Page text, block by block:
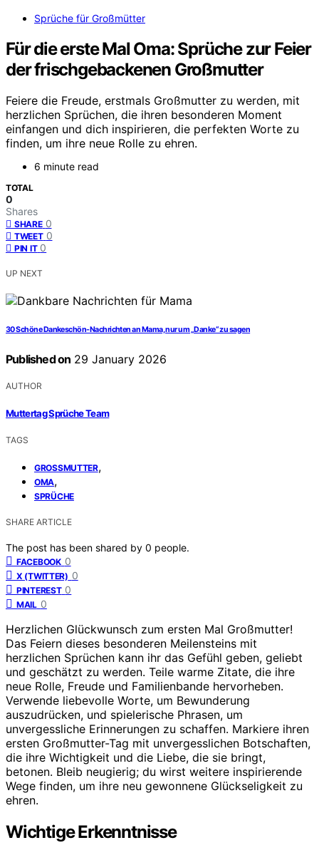
Sprüche für Großmütter
Für die erste Mal Oma: Sprüche zur Feier
der frischgebackenen Großmutter
Feiere die Freude, erstmals Großmutter zu werden, mit
herzlichen Sprüchen, die ihren besonderen Moment
einfangen und dich inspirieren, die perfekten Worte zu
finden, um ihre neue Rolle zu ehren.
6 minute read
TOTAL
0
Shares
SHARE 0
TWEET 0
PIN IT 0
UP NEXT
30 Schöne Dankeschön-Nachrichten an Mama, nur um „Danke“ zu sagen
Published on 29 January 2026
AUTHOR
Muttertag Sprüche Team
TAGS
GROSSMUTTER ,
OMA,
SPRÜCHE
SHARE ARTICLE
The post has been shared by 0 people.
FACEBOOK 0
X (TWITTER) 0
PINTEREST 0
MAIL 0
Herzlichen Glückwunsch zum ersten Mal Großmutter!
Das Feiern dieses besonderen Meilensteins mit
herzlichen Sprüchen kann ihr das Gefühl geben, geliebt
und geschätzt zu werden. Teile warme Zitate, die ihre
neue Rolle, Freude und Familienbande hervorheben.
Verwende liebevolle Worte, um Bewunderung
auszudrücken, und spielerische Phrasen, um
unvergessliche Erinnerungen zu schaffen. Markiere ihren
ersten Großmutter-Tag mit unvergesslichen Botschaften,
die ihre Wichtigkeit und die Liebe, die sie bringt,
betonen. Bleib neugierig; du wirst weitere inspirierende
Wege finden, um ihre neu gewonnene Glückseligkeit zu
ehren.
Wichtige Erkenntnisse